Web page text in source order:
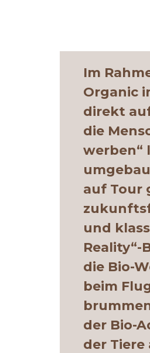
Im
Organic
direkt
die
werben“
auf Tour
und
Reality“-
die Bio-
beim
der Bio-
der Tiere